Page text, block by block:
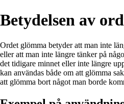
Betydelsen av
Ordet glömma betyder att man inte
eller att man inte längre tänker på
det tidigare minnet eller inte längre
kan användas både om att glömma
att glömma bort något man borde